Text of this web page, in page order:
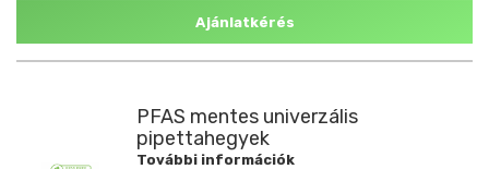
Ajánlatkérés
PFAS mentes univerzális
pipettahegyek
További információk